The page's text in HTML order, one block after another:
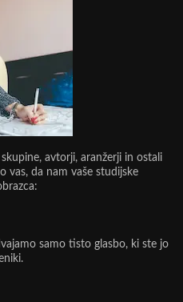
avtorji, aranžerji in ostali
vas, da nam vaše studijske
samo tisto glasbo, ki ste jo